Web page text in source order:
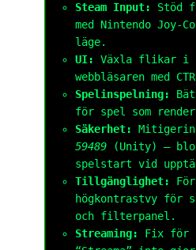
Steam Input: Stöd
med Nintendo Joy-
läge.
UI: Växla flikar i
webbläsaren med
Spelinspelning:
för spel som
Säkerhet:
59489(Unity) –
spelstart vid
Tillgänglighet:
högkontrastvy för
och filterpanel.
Streaming: Fix för